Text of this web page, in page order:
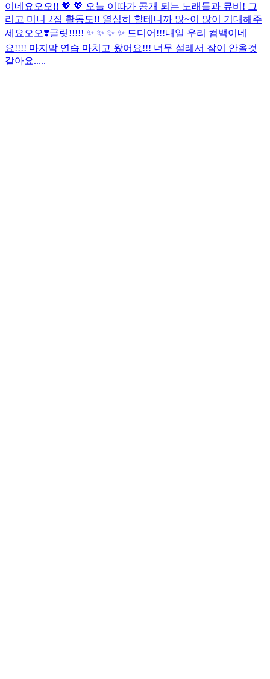
이네요오오!! 💖 💖 오늘 이따가 공개 되는 노래들과 뮤비! 그
리고 미니 2집 활동도!! 열심히 할테니까 많~이 많이 기대해주
세요오오❣️글릿!!!!! ✨ ✨ ✨ ✨ 드디어!!!내일 우리 컴백이네
요!!!! 마지막 연습 마치고 왔어요!!! 너무 설레서 잠이 안올것
같아요.....